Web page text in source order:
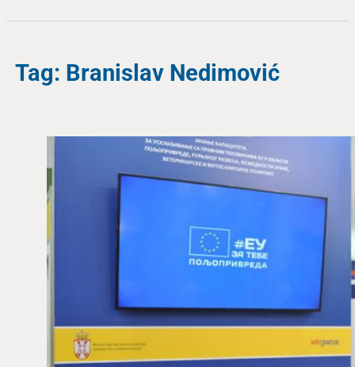
Tag: Branislav Nedimović